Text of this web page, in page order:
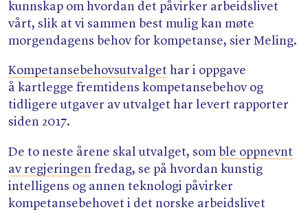
kunnskap om hvordan det påvirker arbeidslivet
vårt, slik at vi sammen best mulig kan møte
morgendagens behov for kompetanse, sier Meling.
Kompetansebehovsutvalget har i oppgave
å kartlegge fremtidens kompetansebehov og
tidligere utgaver av utvalget har levert rapporter
siden 2017.
De to neste årene skal utvalget, som ble oppnevnt
av regjeringen fredag, se på hvordan kunstig
intelligens og annen teknologi påvirker
kompetansebehovet i det norske arbeidslivet